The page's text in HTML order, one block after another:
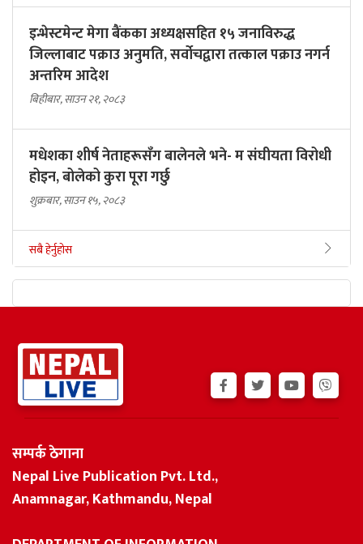
इन्भेस्टमेन्ट मेगा बैंकका अध्यक्षसहित १५ जनाविरुद्ध
जिल्लाबाट पक्राउ अनुमति, सर्वोचद्वारा तत्काल पक्राउ नगर्न
अन्तरिम आदेश
बिहीबार, साउन २१, २०८३
मधेशका शीर्ष नेताहरूसँग बालेनले भने- म संघीयता विरोधी
होइन, बोलेको कुरा पूरा गर्छु
शुक्रबार, साउन १५, २०८३
सबै हेर्नुहोस
सम्पर्क ठेगाना
Nepal Live Publication Pvt. Ltd.,
Anamnagar, Kathmandu, Nepal